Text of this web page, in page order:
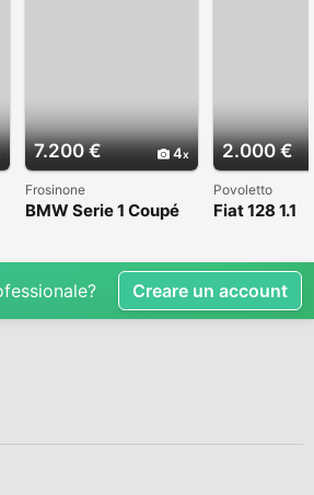
7.200 € 4
Frosinone
BMW Serie 1 Coupé
2.000 €
Povoletto
Fiat 128 1.1
Creare un account